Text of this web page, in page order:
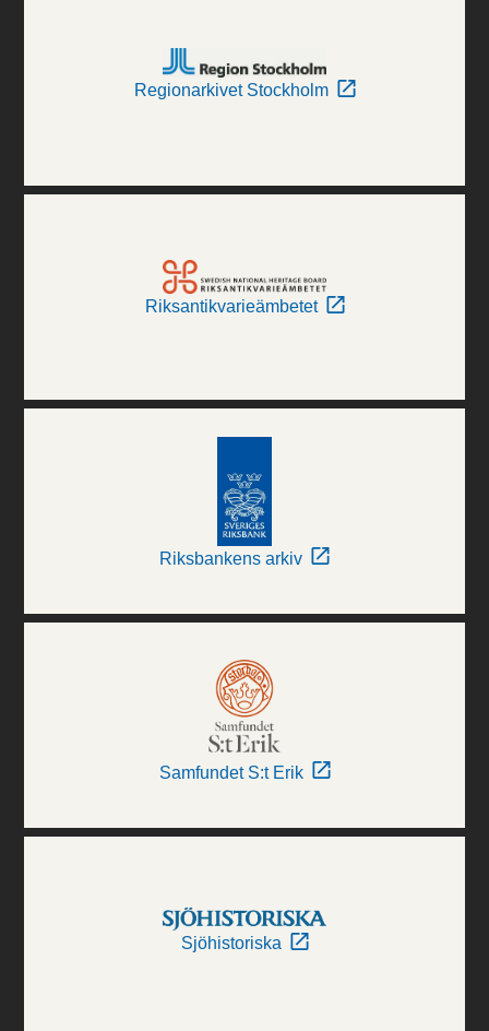
Regionarkivet Stockholm
Riksantikvarieämbetet
Riksbankens arkiv
Samfundet S:t Erik
Sjöhistoriska